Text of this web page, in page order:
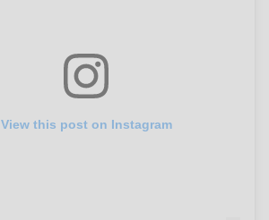
View this post on Instagram